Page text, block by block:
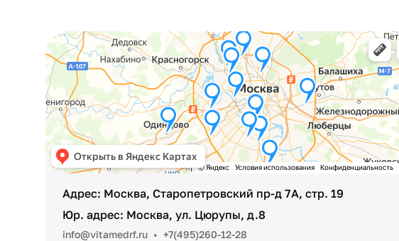
Адрес: Москва, Старопетровский пр-д 7А, стр. 19
Юр. адрес: Москва, ул. Цюрупы, д.8
info@vitamedrf.ru • +7(495)260-12-28